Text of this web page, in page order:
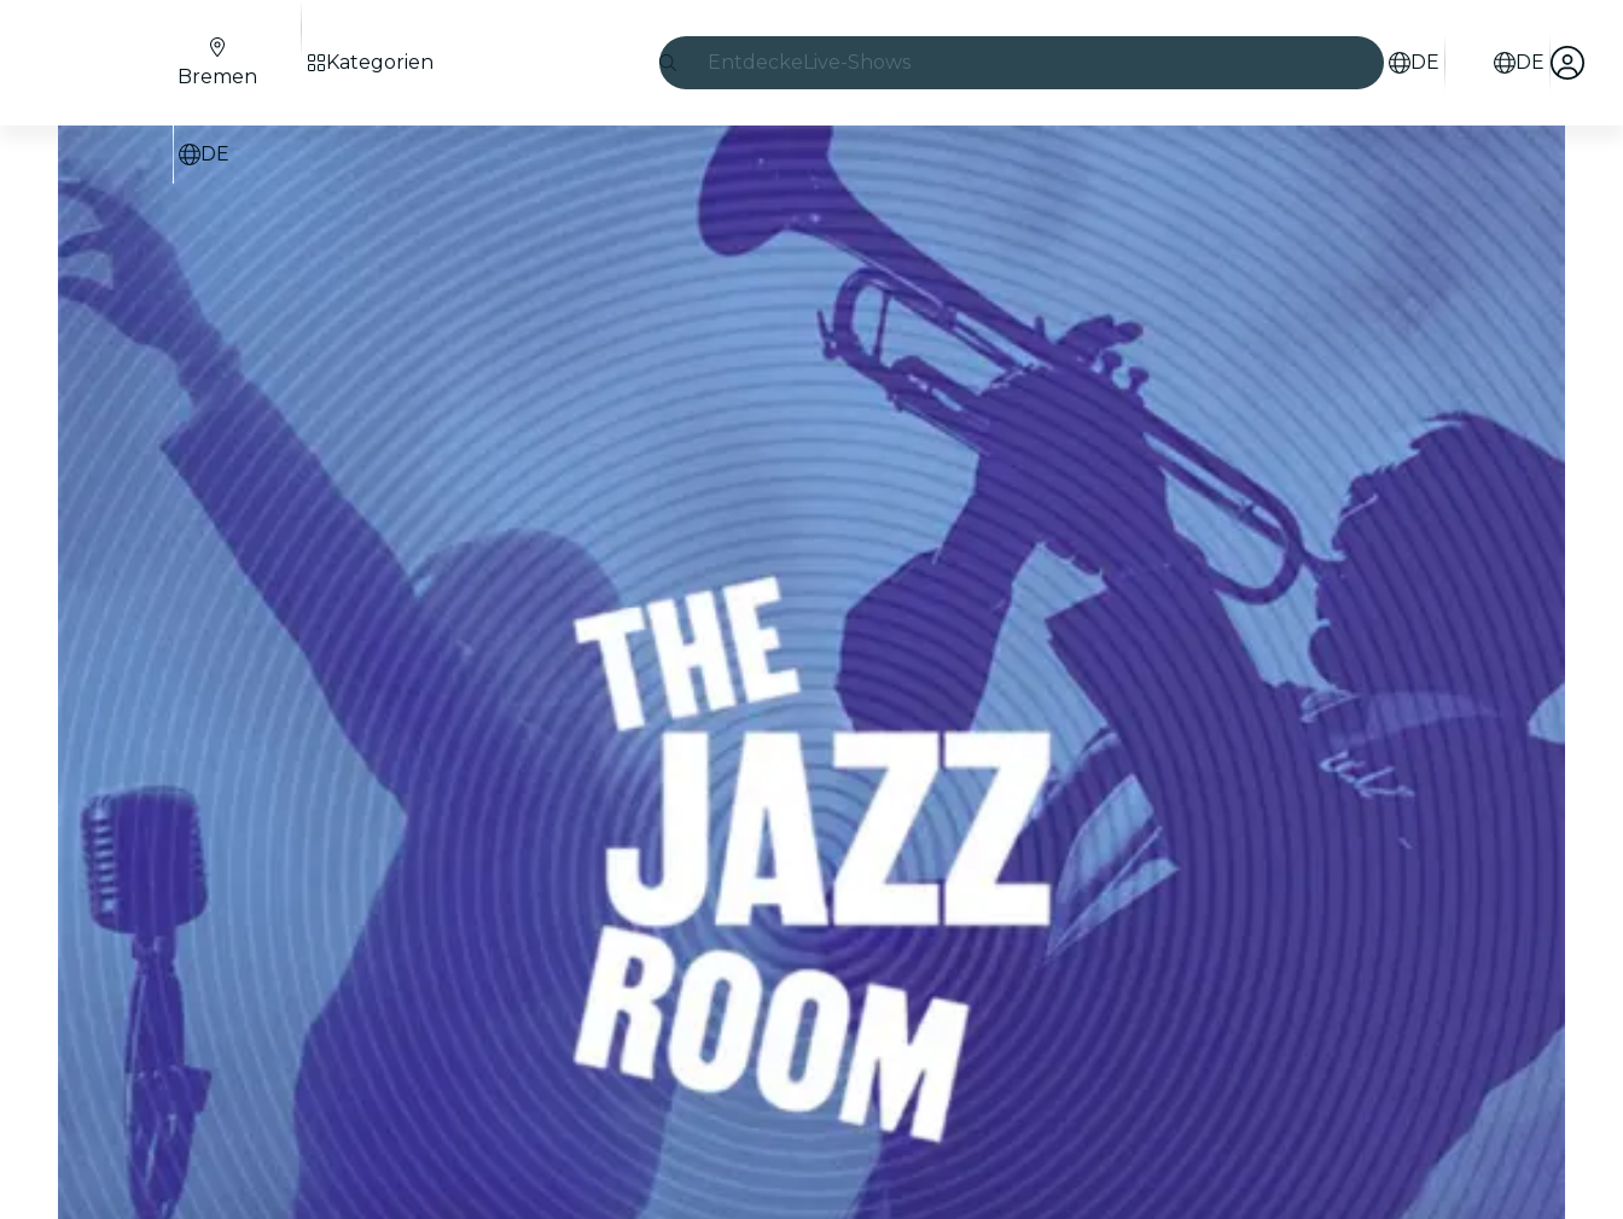
EntdeckeLive-Shows
Candlelight
London
Erlebnisse und Städte
São Paulo
Seoul
Konzerte
Restaurants
Kino
DE DE
Bremen
DE
Kategorien